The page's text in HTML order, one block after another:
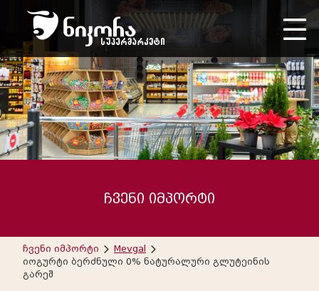
ჩვენი იმპორტი
ჩვენი იმპორტი
Mevgal
იოგურტი ბერძნული 0% ნატურალური გლუტეინის
გარეშ